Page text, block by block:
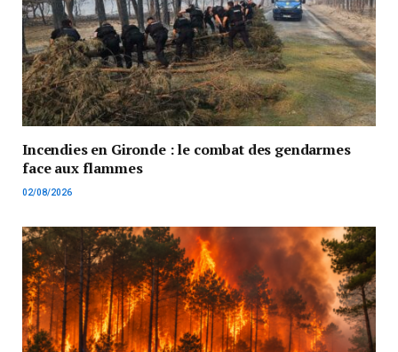
Incendies en Gironde : le combat des gendarmes
face aux flammes
02/08/2026